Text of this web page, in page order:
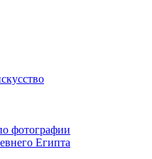
фотографии
Египта